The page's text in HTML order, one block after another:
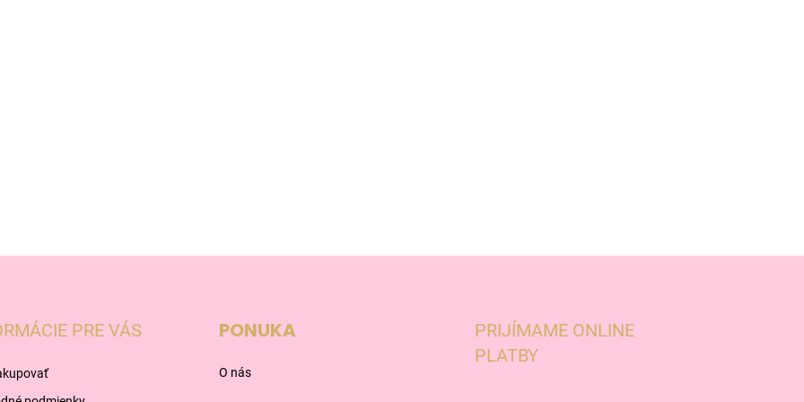
PRE VÁS PONUKA
O nás
PRIJÍMAME ONLINE
PLATBY